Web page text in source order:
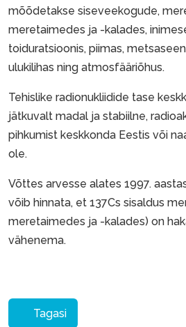
mõõdetakse siseveekogude,
meretaimedes ja -kalades,
toiduratsioonis, piimas,
ulukilihas ning atmosfääriõhus.
Tehislike radionukliidide tase
jätkuvalt madal ja stabiilne,
pihkumist keskkonda Eestis või
ole.
Võttes arvesse alates 1997.
võib hinnata, et 137Cs sisaldus
meretaimedes ja -kalades) on
vähenema.
Tagasi